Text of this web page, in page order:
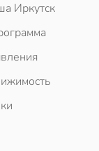
Иркутск